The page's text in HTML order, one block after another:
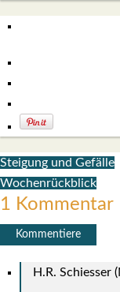
Steigung und Gefälle
Wochenrückblick
1 Kommentar
Kommentiere
H.R. Schiesser